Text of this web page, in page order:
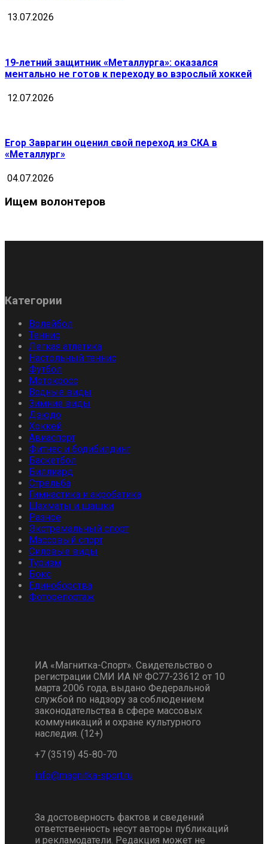
13.07.2026
19-летний защитник «Металлурга»: оказался
ментально не готов к переходу во взрослый хоккей
12.07.2026
Егор Заврагин оценил свой переход из СКА в
«Металлург»
04.07.2026
Ищем волонтеров
Категории
Волейбол
Теннис
Легкая атлетика
Настольный теннис
Футбол
Мотокросс
Водные виды
Зимние виды
Дзюдо
Хоккей
Авиаспорт
Фитнес и бодибилдинг
Баскетбол
Биллиард
Стрельба
Гимнастика и акробатика
Шахматы и шашки
Разное
Экстремальный спорт
Массовый спорт
Силовые виды
Туризм
Бокс
Единоборства
Фоторепортаж
ИА «Магнитка-Спорт». Свидетельство о
регистрации СМИ ИА № ФС77-23612 от 10
марта 2006 года, выдано Федеральной
службой по надзору за соблюдением
законодательства в сфере массовых
коммуникаций и охране культурного
наследия. (12+)
+7 (3519) 45-80-70
За достоверность фактов и сведений
ответственность несут авторы публикаций
и рекламодатели. Редакция может не